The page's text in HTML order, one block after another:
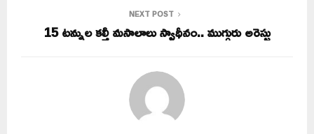
NEXT POST
15 టన్నుల కల్తీ మసాలాలు స్వాధీనం.. ముగ్గురు అరెస్టు